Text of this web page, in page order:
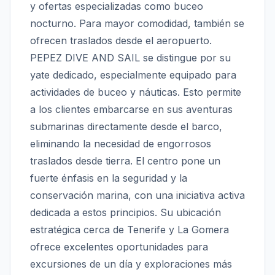
y ofertas especializadas como buceo
nocturno. Para mayor comodidad, también se
ofrecen traslados desde el aeropuerto.
PEPEZ DIVE AND SAIL se distingue por su
yate dedicado, especialmente equipado para
actividades de buceo y náuticas. Esto permite
a los clientes embarcarse en sus aventuras
submarinas directamente desde el barco,
eliminando la necesidad de engorrosos
traslados desde tierra. El centro pone un
fuerte énfasis en la seguridad y la
conservación marina, con una iniciativa activa
dedicada a estos principios. Su ubicación
estratégica cerca de Tenerife y La Gomera
ofrece excelentes oportunidades para
excursiones de un día y exploraciones más